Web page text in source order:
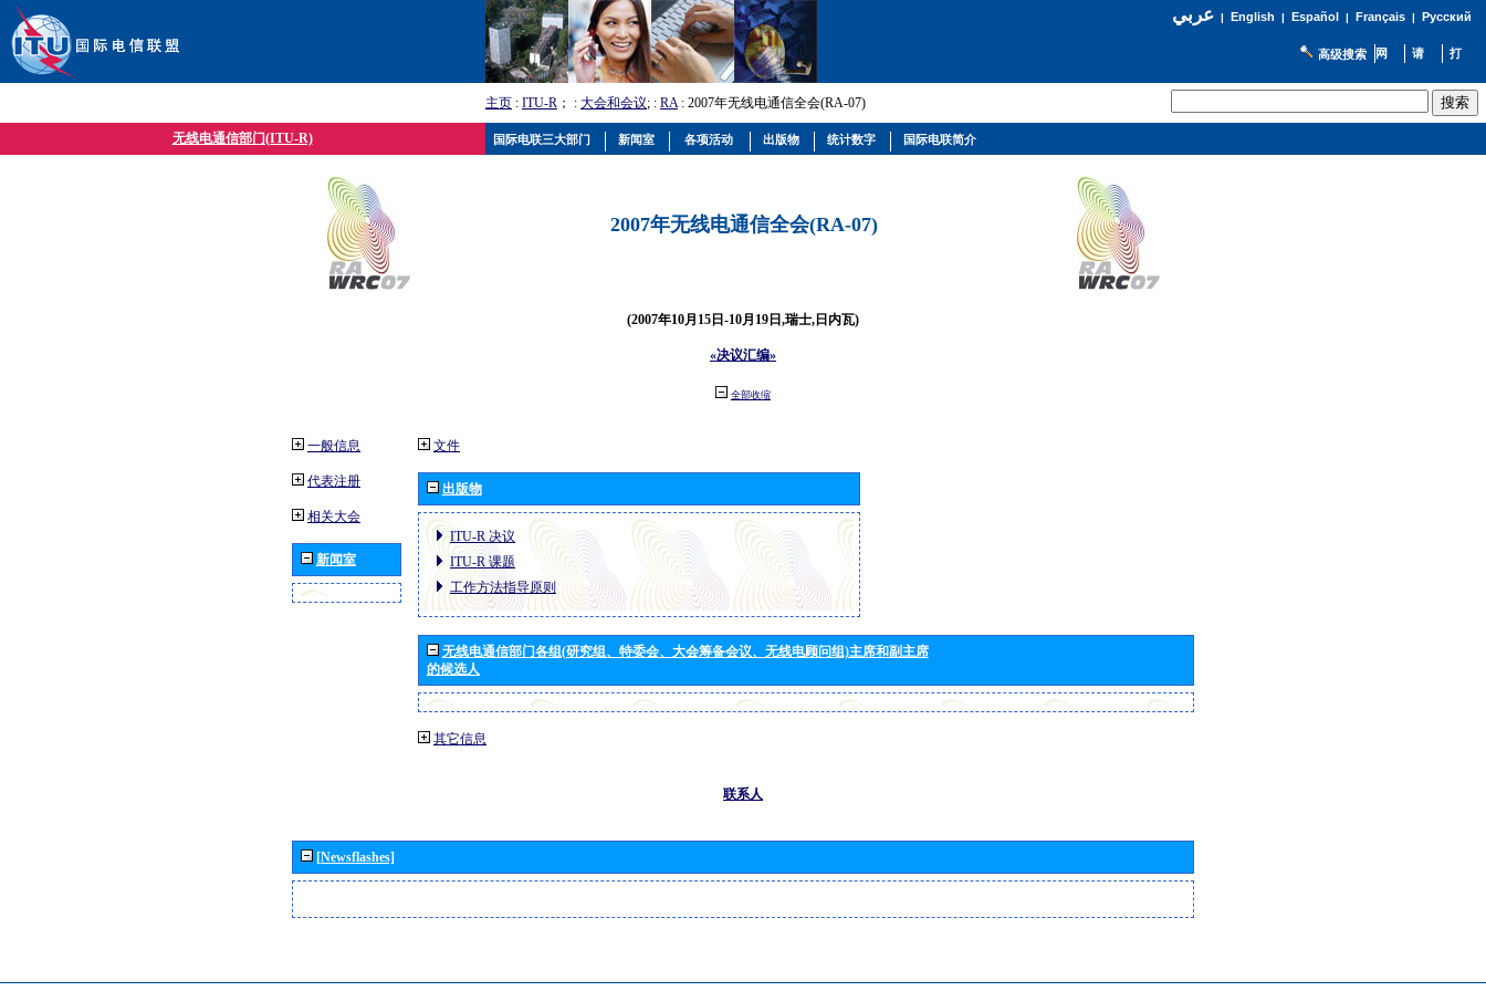
عربي| English | Español | Français| Русский
高级搜索
主页 : ITU-R ； : 大会和会议; : RA: 2007年无线电通信全会(RA-07)
无线电通信部门(ITU-R)
2007年无线电通信全会(RA-07)
(2007年10月15日-10月19日,瑞士,日内瓦)
«决议汇编»
全部收缩
一般信息
代表注册
相关大会
新闻室
文件
出版物
ITU-R 决议
ITU-R 课题
工作方法指导原则
无线电通信部门各组(研究组、特委会、大会筹备会议、无线电顾问组)主席和副主席
的候选人
其它信息
联系人
[Newsflashes]
国际电联三大部门 新闻室 各项活动 出版物 统计数字 国际电联简介